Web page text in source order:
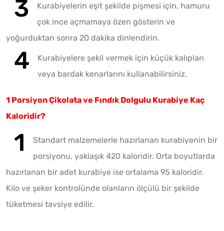
Kurabiyelerin eşit şekilde pişmesi için, hamuru
çok ince açmamaya özen gösterin ve
yoğurduktan sonra 20 dakika dinlendirin.
Kurabiyelere şekil vermek için küçük kalıpları
veya bardak kenarlarını kullanabilirsiniz.
1 Porsiyon Çikolata ve Fındık Dolgulu Kurabiye Kaç
Kaloridir?
Standart malzemelerle hazırlanan kurabiyenin bir
porsiyonu, yaklaşık 420 kaloridir. Orta boyutlarda
hazırlanan bir adet kurabiye ise ortalama 95 kaloridir.
Kilo ve şeker kontrolünde olanların ölçülü bir şekilde
tüketmesi tavsiye edilir.